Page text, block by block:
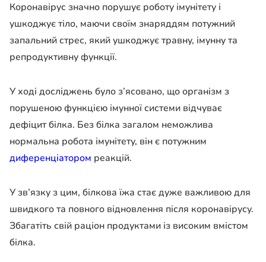
Коронавірус значно порушує роботу імунітету і
ушкоджує тіло, маючи своїм знаряддям потужний
запальний стрес, який ушкоджує травну, імунну та
репродуктивну функції.
У ході досліджень було з’ясовано, що організм з
порушеною функцією імунної системи відчуває
дефіцит білка. Без білка загалом неможлива
нормальна робота імунітету, він є потужним
диференціатором реакцій.
У зв’язку з цим, білкова їжа стає дуже важливою для
швидкого та повного відновлення після коронавірусу.
Збагатіть свій раціон продуктами із високим вмістом
білка.